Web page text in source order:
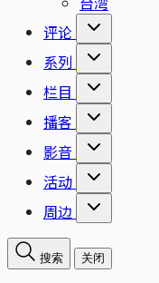
评论
系列
栏目
播客
影音
活动
周边
搜索 关闭